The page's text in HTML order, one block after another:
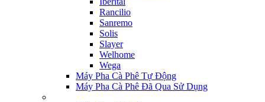
Rancilio
Sanremo
Solis
Slayer
Welhome
Wega
Máy Pha Cà Phê Tự Động
Máy Pha Cà Phê Đã Qua Sử Dụng